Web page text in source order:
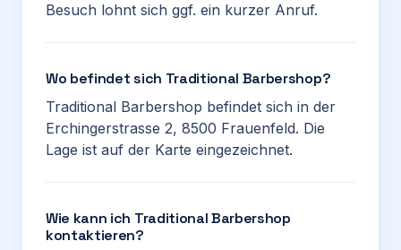
Besuch lohnt sich ggf. ein kurzer Anruf.
Wo befindet sich Traditional Barbershop?
Traditional Barbershop befindet sich in der
Erchingerstrasse 2, 8500 Frauenfeld. Die
Lage ist auf der Karte eingezeichnet.
Wie kann ich Traditional Barbershop
kontaktieren?